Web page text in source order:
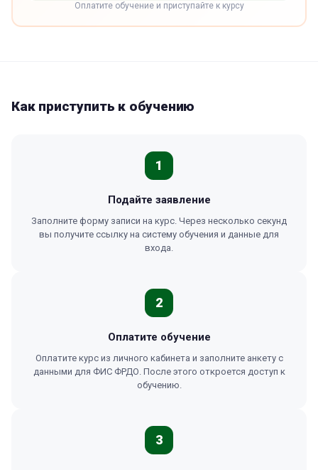
Оплатите обучение и приступайте к курсу
Как приступить к обучению
1
Подайте заявление
Заполните форму записи на курс. Через несколько секунд
вы получите ссылку на систему обучения и данные для
входа.
2
Оплатите обучение
Оплатите курс из личного кабинета и заполните анкету с
данными для ФИС ФРДО. После этого откроется доступ к
обучению.
3